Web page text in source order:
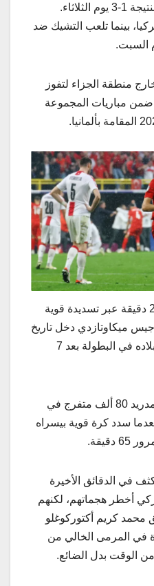
بينما تلعب التشيك ضد
السبت.
من خارج منطقة الجزاء لتفوز
الثلاثاء ضمن مباريات المجموعة
وتقدمت تركيا بالنتيجة بعد 25 دقيقة عبر تسديدة قوية
ميكاوتازدي دخل تاريخ
جورجيا بتسجيله أول هدف لبلاده في البطولة بعد 7
وأذهل أردا غولر لاعب ريال مدريد 80 ألف متفرج في
سدد كرة قوية بيسراه
في الدقائق الأخيرة
أخطر هجماتهم، لكنهم
محمد كريم أكتوركوغلو
في المرمى الخالي من
الوقت بدل الضائع.